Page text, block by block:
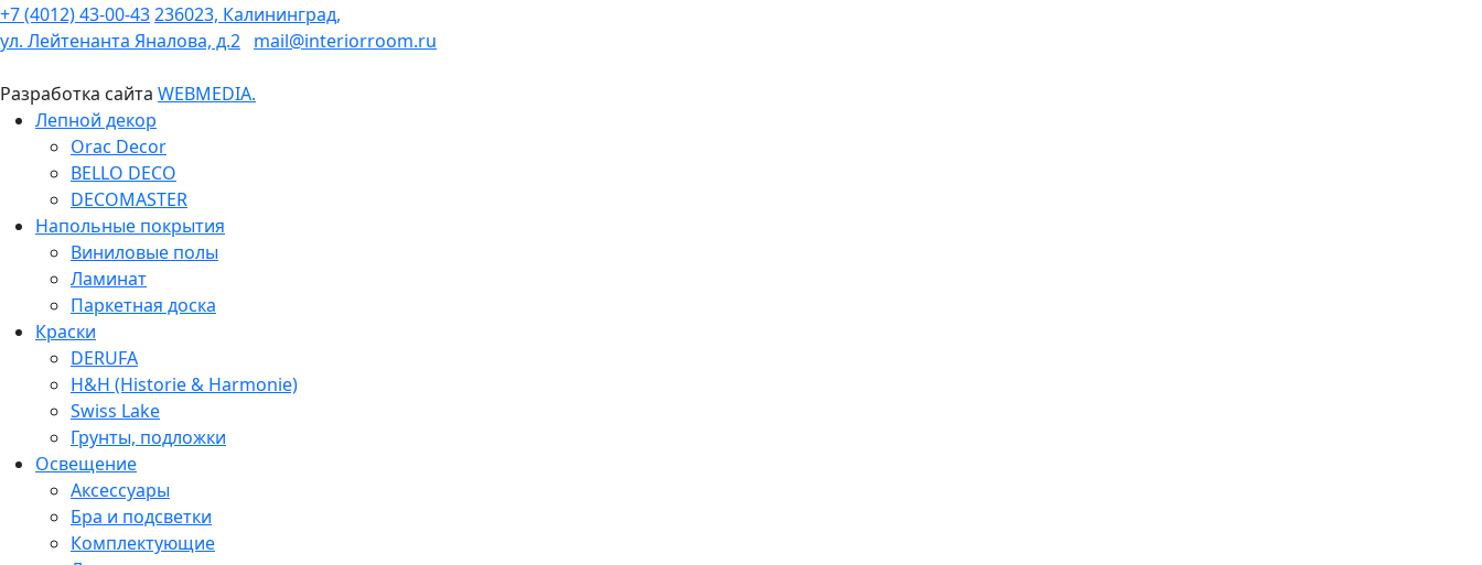
+7 (4012) 43-00-43236023, Калининград,
ул. Лейтенанта Яналова, д.2 mail@interiorroom.ru
Разработка сайта WEBMEDIA.
Лепной декор
Orac Decor
BELLO DECO
DECOMASTER
Напольные покрытия
Виниловые полы
Ламинат
Паркетная доска
Краски
DERUFA
H&H (Historie & Harmonie)
Swiss Lake
Грунты, подложки
Освещение
Аксессуары
Бра и подсветки
Комплектующие